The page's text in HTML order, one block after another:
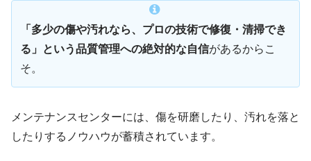
「多少の傷や汚れなら、プロの技術で修復・清掃でき
る」という品質管理への絶対的な自信があるからこ
そ。
メンテナンスセンターには、傷を研磨したり、汚れを落と
したりするノウハウが蓄積されています。